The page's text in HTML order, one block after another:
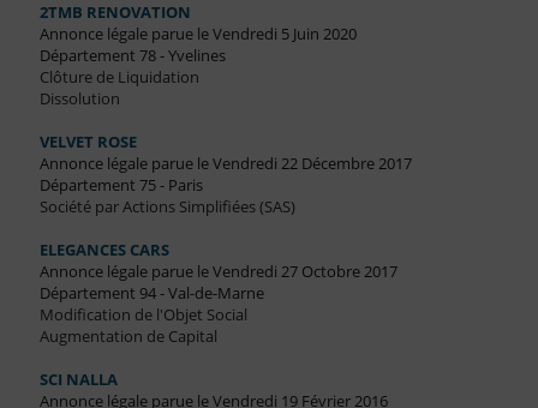
2TMB RENOVATION
Annonce légale parue le Vendredi 5 Juin 2020
Département 78 - Yvelines
Clôture de Liquidation
Dissolution
VELVET ROSE
Annonce légale parue le Vendredi 22 Décembre 2017
Département 75 - Paris
Société par Actions Simplifiées (SAS)
ELEGANCES CARS
Annonce légale parue le Vendredi 27 Octobre 2017
Département 94 - Val-de-Marne
Modification de l'Objet Social
Augmentation de Capital
SCI NALLA
Annonce légale parue le Vendredi 19 Février 2016